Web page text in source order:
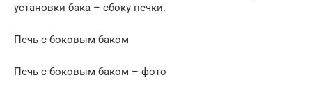
установки бака – сбоку печки.
Печь с боковым баком
Печь с боковым баком – фото